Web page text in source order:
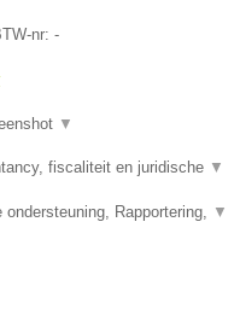
nr: -
▼
fiscaliteit en juridische ▼
Rapportering, ▼